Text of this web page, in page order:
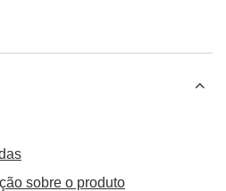
sobre o produto